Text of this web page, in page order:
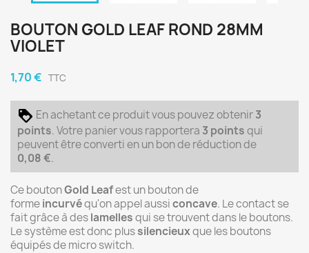
BOUTON GOLD LEAF ROND 28MM
VIOLET
1,70 € TTC
En achetant ce produit vous pouvez obtenir3
points. Votre panier vous rapportera 3 pointsqui
peuvent être converti en un bon de réduction de
0,08 €.
Ce boutonGold Leafest un bouton de
formeincurvéqu'on appel aussiconcave. Le contact se
fait grâce à deslamellesqui se trouvent dans le boutons.
Le système est donc plussilencieuxque les boutons
équipés de micro switch.